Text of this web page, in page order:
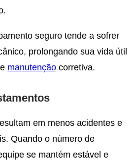
seguro tende a sofrer
prolongando sua vida útil
manutenção corretiva.
em menos acidentes e
Quando o número de
se mantém estável e